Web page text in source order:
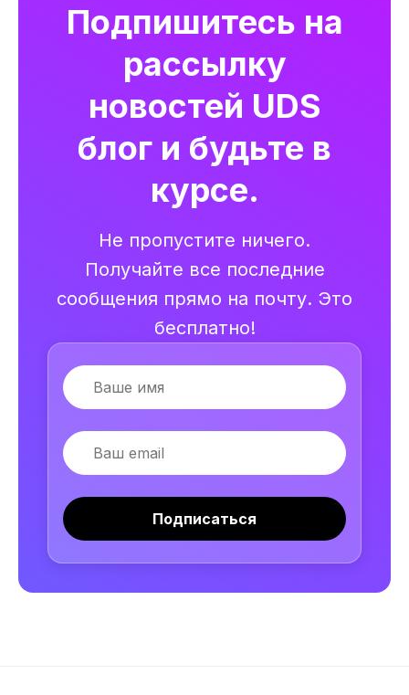
Подпишитесь на
рассылку
новостей UDS
блог и будьте в
курсе.
Не пропустите ничего.
Получайте все последние
сообщения прямо на почту. Это
бесплатно!
Имя
Email
Подписаться